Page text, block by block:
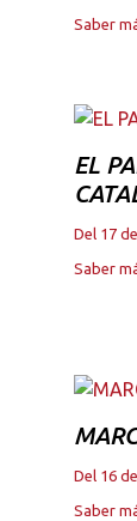
Saber
EL
Del 17
Saber
Del 16
Saber